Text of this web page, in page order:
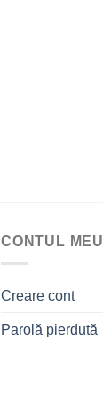
CONTUL MEU
Creare cont
Parolă pierdută